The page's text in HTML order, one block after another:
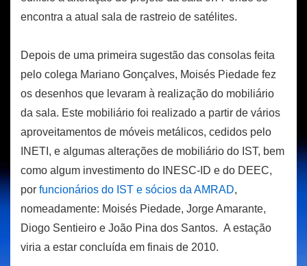
encontra a atual sala de rastreio de satélites.
Depois de uma primeira sugestão das consolas feita
pelo colega Mariano Gonçalves, Moisés Piedade fez
os desenhos que levaram à realização do mobiliário
da sala. Este mobiliário foi realizado a partir de vários
aproveitamentos de móveis metálicos, cedidos pelo
INETI, e algumas alterações de mobiliário do IST, bem
como algum investimento do INESC-ID e do DEEC,
por funcionários do IST e sócios da AMRAD,
nomeadamente: Moisés Piedade, Jorge Amarante,
Diogo Sentieiro e João Pina dos Santos. A estação
viria a estar concluída em finais de 2010.